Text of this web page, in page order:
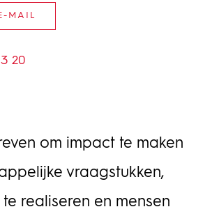
MAIL
20
om impact te maken
vraagstukken,
realiseren en mensen